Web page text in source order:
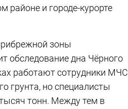
районе и городе-курорте
зоны
обследование дна Чёрного
работают сотрудники МЧС
грунта, но специалисты
тонн. Между тем в